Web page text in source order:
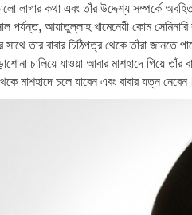
লাগার কথা এবং তাঁর উদ্দেশ্য সম্পর্কে
পর্যন্ত, আয়াতুল্লাহ খামেনেয়ী কোম সেমিনারি
সাথে তার বাবার চিঠিপত্র থেকে তাঁরা
চালিয়ে যাওয়া আবার মাশহাদে গিয়ে
মাশহাদে চলে যাবেন এবং বাবার যত্ন নেবেন।